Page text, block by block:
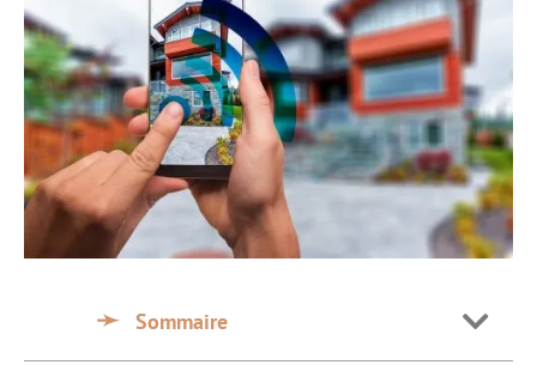
Sommaire